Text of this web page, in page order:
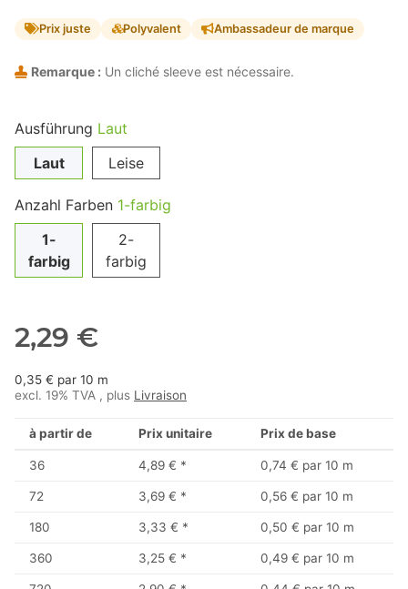
Prix juste Polyvalent Ambassadeur de marque
Remarque : Un cliché sleeve est nécessaire.
Ausführung Laut
Laut
Leise
Anzahl Farben 1-farbig
1-
farbig
2-
farbig
2,29 €
0,35 € par 10 m
excl. 19% TVA , plus Livraison
à partir de Prix unitaire Prix de base
36 4,89 € * 0,74 € par 10 m
72 3,69 € * 0,56 € par 10 m
180 3,33 € * 0,50 € par 10 m
360 3,25 € * 0,49 € par 10 m